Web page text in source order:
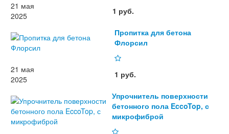
21 мая
2025
1 руб.
Пропитка для бетона
Флорсил
21 мая
2025
1 руб.
Упрочнитель поверхности
бетонного пола EccoTop, с
микрофиброй